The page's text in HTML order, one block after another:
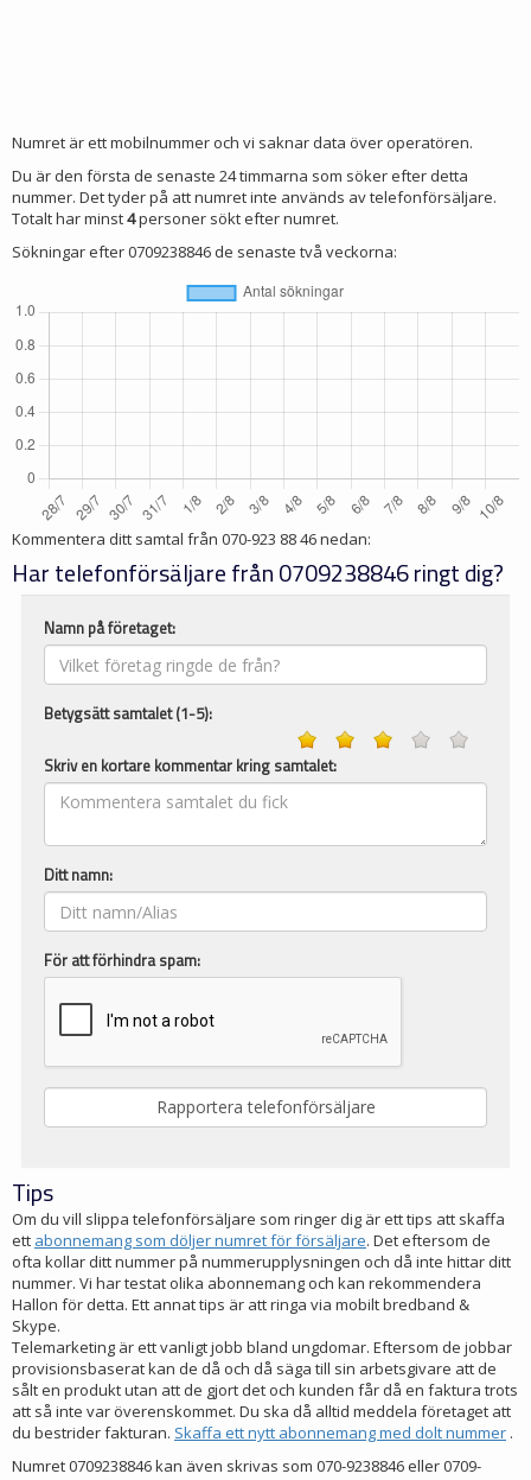
Numret är ett mobilnummer och vi saknar data över operatören.
Du är den första de senaste 24 timmarna som söker efter detta
nummer. Det tyder på att numret inte används av telefonförsäljare.
Totalt har minst4personer sökt efter numret.
Sökningar efter 0709238846 de senaste två veckorna:
Kommentera ditt samtal från 070-923 88 46nedan:
Har telefonförsäljare från 0709238846 ringt dig?
Namn på företaget:
Betygsätt samtalet (1-5):
Skriv en kortare kommentar kring samtalet:
Ditt namn:
För att förhindra spam:
Tips
Om du vill slippa telefonförsäljare som ringer dig är ett tips att skaffa
ett abonnemang som döljer numret för försäljare. Det eftersom de
ofta kollar ditt nummer på nummerupplysningen och då inte hittar ditt
nummer. Vi har testat olika abonnemang och kan rekommendera
Hallon för detta. Ett annat tips är att ringa via mobilt bredband &
Skype.
Telemarketing är ett vanligt jobb bland ungdomar. Eftersom de jobbar
provisionsbaserat kan de då och då säga till sin arbetsgivare att de
sålt en produkt utan att de gjort det och kunden får då en faktura trots
att så inte var överenskommet. Du ska då alltid meddela företaget att
du bestrider fakturan. Skaffa ett nytt abonnemang med dolt nummer .
Numret 0709238846 kan även skrivas som 070-9238846 eller 0709-